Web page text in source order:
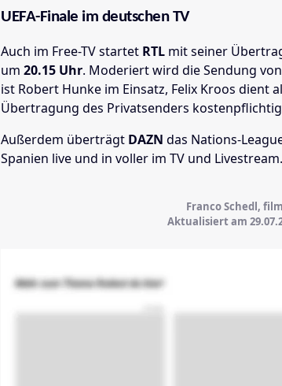
UEFA-Finale im deutschen TV
Auch im Free-TV startet RTL mit seiner
um 20.15 Uhr. Moderiert wird die Sendung
ist Robert Hunke im Einsatz, Felix Kroos dient
Übertragung des Privatsenders
Außerdem überträgt DAZN das Nations-
Spanien live und in voller im TV und Livestream.
Franco Schedl,
Aktualisiert am